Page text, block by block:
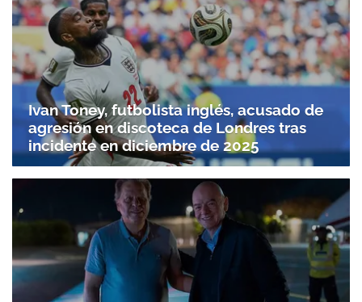
Ivan Toney, futbolista inglés, acusado de
agresión en discoteca de Londres tras
incidente en diciembre de 2025